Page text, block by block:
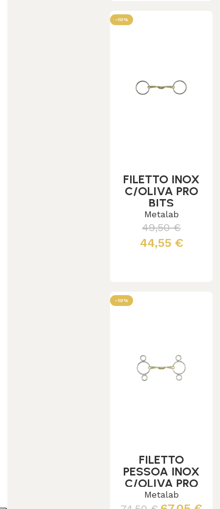
-10%
FILETTO INOX
C/OLIVA PRO
BITS
Metalab
49,50€
44,55 €
-10%
FILETTO
PESSOA INOX
C/OLIVA PRO
BITS
Metalab